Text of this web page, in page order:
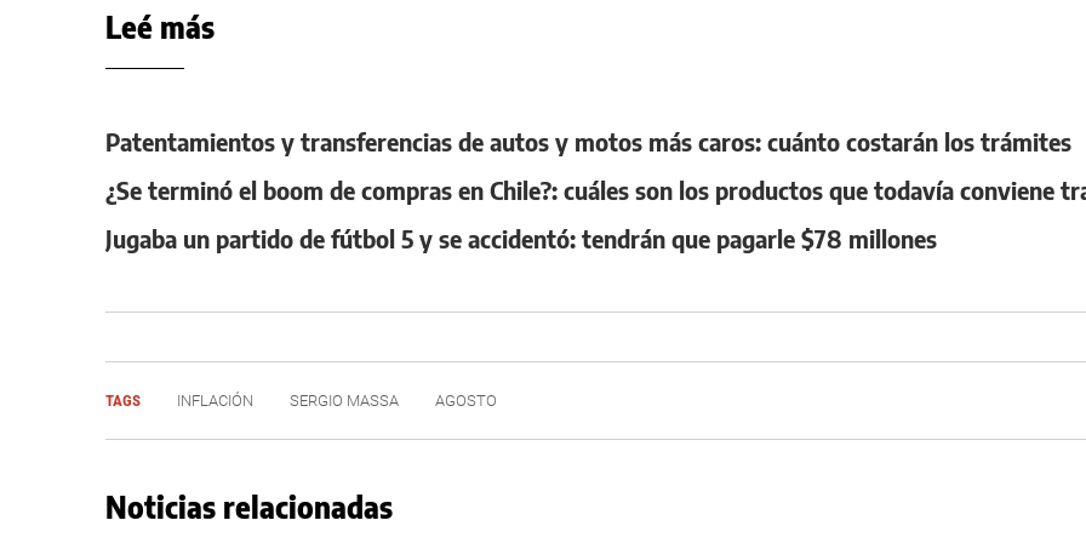
Leé más
Patentamientos y transferencias de autos y motos más caros: cuánto costarán los trámites
¿Se terminó el boom de compras en Chile?: cuáles son los productos que todavía conviene
Jugaba un partido de fútbol 5 y se accidentó: tendrán que pagarle $78 millones
TAGS INFLACIÓN SERGIO MASSA AGOSTO
Noticias relacionadas